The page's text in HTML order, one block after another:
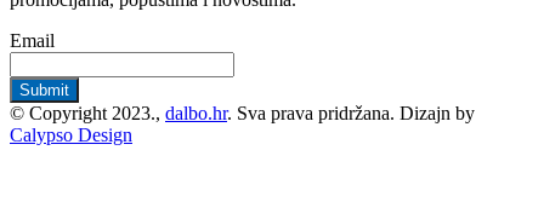
Email
© Copyright 2023., dalbo.hr. Sva prava pridržana. Dizajn by
Calypso Design